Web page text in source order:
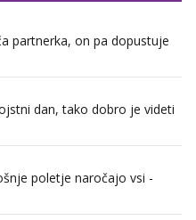
partnerka, on pa dopustuje
dan, tako dobro je videti
poletje naročajo vsi -